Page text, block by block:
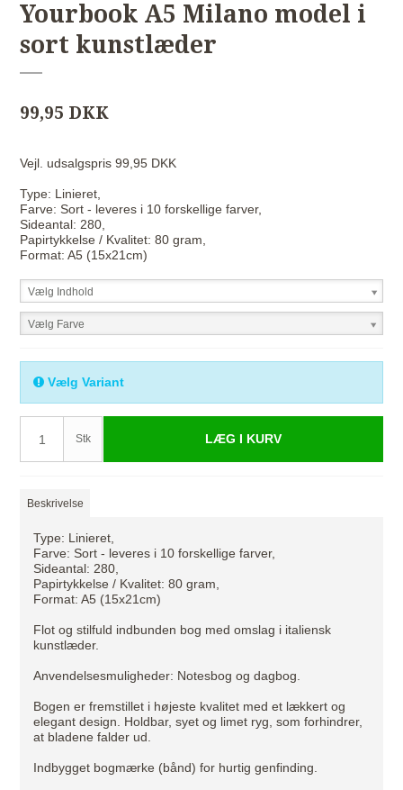
Yourbook A5 Milano model i
sort kunstlæder
99,95 DKK
Vejl. udsalgspris 99,95 DKK
Type: Linieret,
Farve: Sort - leveres i 10 forskellige farver,
Sideantal: 280,
Papirtykkelse / Kvalitet: 80 gram,
Format: A5 (15x21cm)
Vælg Indhold
Vælg Farve
Vælg Variant
Stk LÆG I KURV
Beskrivelse
Type: Linieret,
Farve: Sort - leveres i 10 forskellige farver,
Sideantal: 280,
Papirtykkelse / Kvalitet: 80 gram,
Format: A5 (15x21cm)
Flot og stilfuld indbunden bog med omslag i italiensk
kunstlæder.
Anvendelsesmuligheder: Notesbog og dagbog.
Bogen er fremstillet i højeste kvalitet med et lækkert og
elegant design. Holdbar, syet og limet ryg, som forhindrer,
at bladene falder ud.
Indbygget bogmærke (bånd) for hurtig genfinding.